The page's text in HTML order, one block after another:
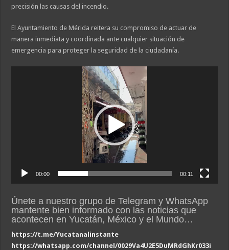
precisión las causas del incendio.
El Ayuntamiento de Mérida reitera su compromiso de actuar de
manera inmediata y coordinada ante cualquier situación de
emergencia para proteger la seguridad de la ciudadanía.
00:00 00:11
Únete a nuestro grupo de Telegram y WhatsApp
mantente bien informado con las noticias que
acontecen en Yucatán, México y el Mundo…
https://t.me/Yucatanalinstante
https://whatsapp.com/channel/0029Va4U2E5DuMRdGhKr033i